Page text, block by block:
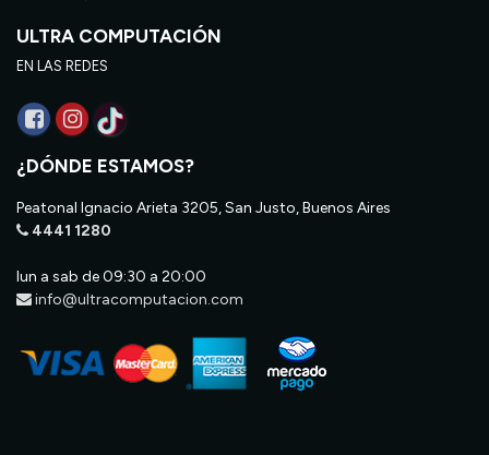
ULTRA COMPUTACIÓN
EN LAS REDES
¿DÓNDE ESTAMOS?
Peatonal Ignacio Arieta 3205, San Justo, Buenos Aires
4441 1280
lun a sab de 09:30 a 20:00
info@ultracomputacion.com